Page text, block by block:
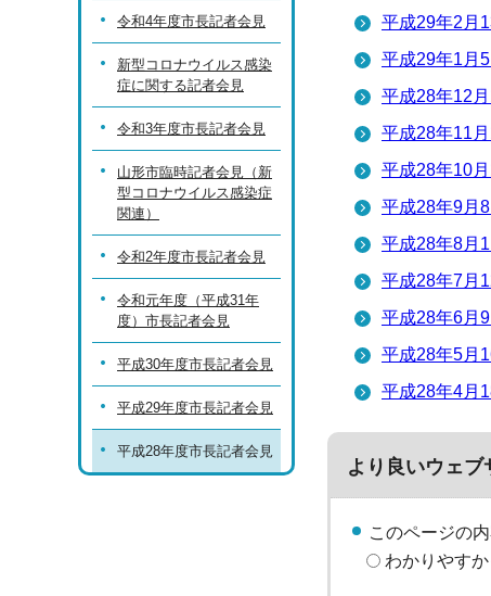
平成29年2月
平成29年1月
平成28年12
平成28年11
平成28年10
平成28年9月
平成28年8月
平成28年7月
平成28年6月
平成28年5月
平成28年4月
より良いウェ
このページの
わかりやすか
令和4年度市長記者会見
新型コロナウイルス感染
症に関する記者会見
令和3年度市長記者会見
山形市臨時記者会見（新
型コロナウイルス感染症
関連）
令和2年度市長記者会見
令和元年度（平成31年
度）市長記者会見
平成30年度市長記者会見
平成29年度市長記者会見
平成28年度市長記者会見